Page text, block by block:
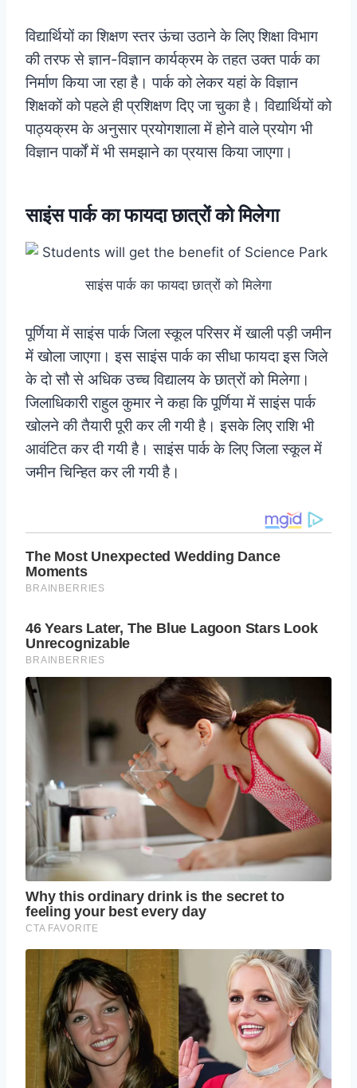
विद्यार्थियों का शिक्षण स्तर ऊंचा उठाने के लिए शिक्षा विभाग
की तरफ से ज्ञान-विज्ञान कार्यक्रम के तहत उक्त पार्क का
निर्माण किया जा रहा है। पार्क को लेकर यहां के विज्ञान
शिक्षकों को पहले ही प्रशिक्षण दिए जा चुका है। विद्यार्थियों को
पाठ्यक्रम के अनुसार प्रयोगशाला में होने वाले प्रयोग भी
विज्ञान पार्कों में भी समझाने का प्रयास किया जाएगा।
साइंस पार्क का फायदा छात्रों को मिलेगा
साइंस पार्क का फायदा छात्रों को मिलेगा
पूर्णिया में साइंस पार्क जिला स्कूल परिसर में खाली पड़ी जमीन
में खोला जाएगा। इस साइंस पार्क का सीधा फायदा इस जिले
के दो सौ से अधिक उच्च विद्यालय के छात्रों को मिलेगा।
जिलाधिकारी राहुल कुमार ने कहा कि पूर्णिया में साइंस पार्क
खोलने की तैयारी पूरी कर ली गयी है। इसके लिए राशि भी
आवंटित कर दी गयी है। साइंस पार्क के लिए जिला स्कूल में
जमीन चिन्हित कर ली गयी है।